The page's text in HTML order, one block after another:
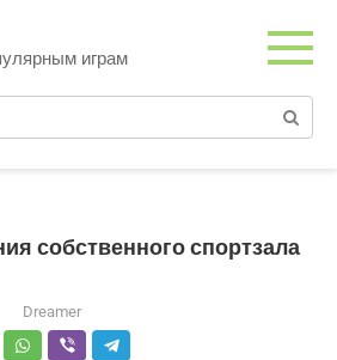
играм
собственного спортзала
Dreamer